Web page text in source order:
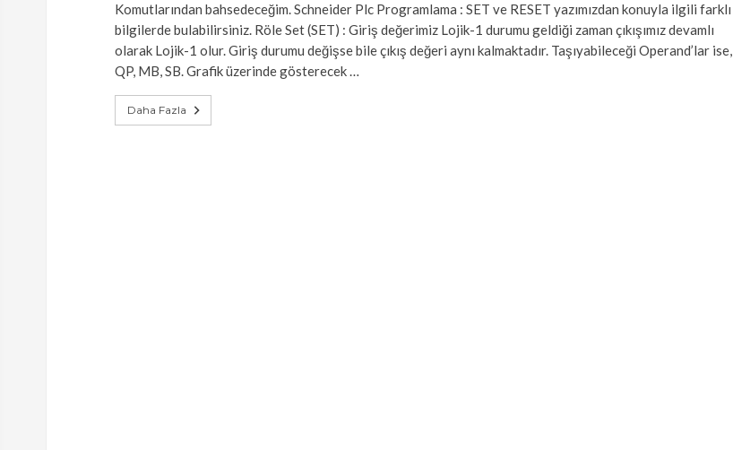
Komutlarından bahsedeceğim. Schneider Plc Programlama : SET ve RESET yazımızdan konuyla ilgili farklı
bilgilerde bulabilirsiniz. Röle Set (SET) : Giriş değerimiz Lojik-1 durumu geldiği zaman çıkışımız devamlı
olarak Lojik-1 olur. Giriş durumu değişse bile çıkış değeri aynı kalmaktadır. Taşıyabileceği Operand’lar ise,
QP, MB, SB. Grafik üzerinde gösterecek …
Daha Fazla